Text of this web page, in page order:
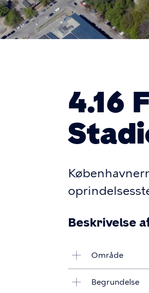
4.16
Beskrivelse
Område
Begrundelse